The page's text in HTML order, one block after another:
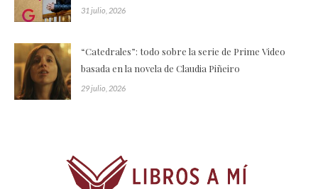
31 julio, 2026
“Catedrales”: todo sobre la serie de Prime Video
basada en la novela de Claudia Piñeiro
29 julio, 2026